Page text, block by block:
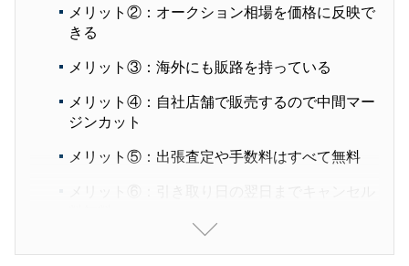
メリット②：オークション相場を価格に反映で
きる
メリット③：海外にも販路を持っている
メリット④：自社店舗で販売するので中間マー
ジンカット
メリット⑤：出張査定や手数料はすべて無料